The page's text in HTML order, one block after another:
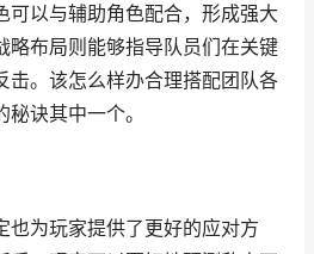
可以与辅助角色配合，形成强大
略布局则能够指导队员们在关键
击。该怎么样办合理搭配团队各
诀其中一个。
也为玩家提供了更好的应对方